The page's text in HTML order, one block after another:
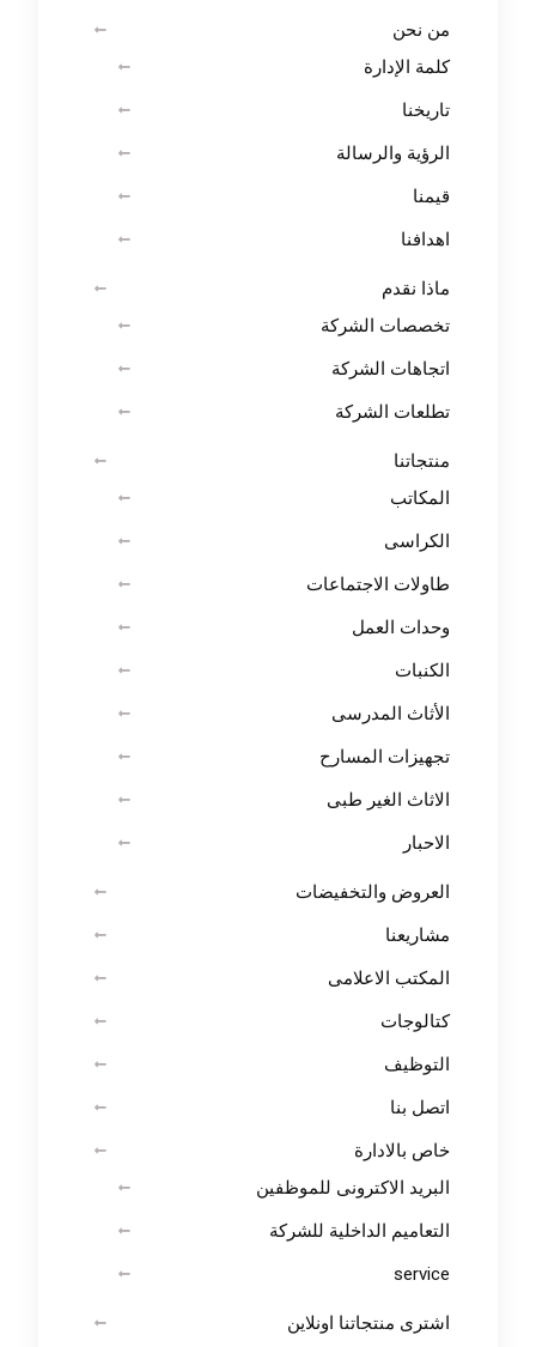
من نحن
كلمة الإدارة
تاريخنا
الرؤية والرسالة
قيمنا
اهدافنا
ماذا نقدم
تخصصات الشركة
اتجاهات الشركة
تطلعات الشركة
منتجاتنا
المكاتب
الكراسى
طاولات الاجتماعات
وحدات العمل
الكنبات
الأثاث المدرسى
تجهيزات المسارح
الاثاث الغير طبى
الاحبار
العروض والتخفيضات
مشاريعنا
المكتب الاعلامى
كتالوجات
التوظيف
اتصل بنا
خاص بالادارة
البريد الاكترونى للموظفين
التعاميم الداخلية للشركة
service
اشترى منتجاتنا اونلاين